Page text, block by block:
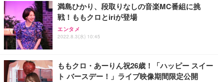
満島ひかり、段取りなしの音楽MC番組に挑
戦！ももクロとiriが登場
エンタメ
2022.8.3(水) 10:45
ももクロ・あーりん祝26歳！「ハッピー スイー
ト バースデー！」ライブ映像期間限定公開